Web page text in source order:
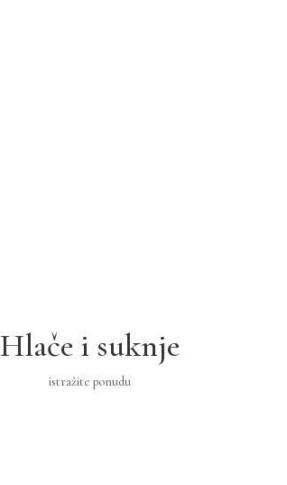
Hlače i suknje
istražite ponudu